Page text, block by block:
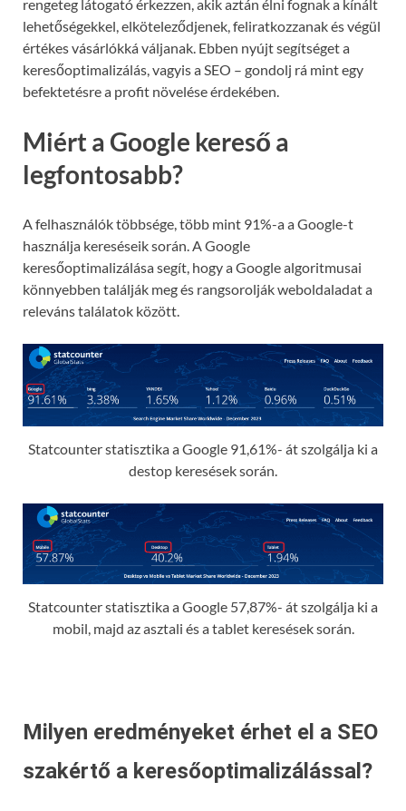
rengeteg látogató érkezzen, akik aztán élni fognak a kínált
lehetőségekkel, elköteleződjenek, feliratkozzanak és végül
értékes vásárlókká váljanak. Ebben nyújt segítséget a
keresőoptimalizálás, vagyis a SEO – gondolj rá mint egy
befektetésre a profit növelése érdekében.
Miért a Google kereső a
legfontosabb?
A felhasználók többsége, több mint 91%-a a Google-t
használja kereséseik során. A Google
keresőoptimalizálása segít, hogy a Google algoritmusai
könnyebben találják meg és rangsorolják weboldaladat a
releváns találatok között.
Statcounter statisztika a Google 91,61%- át szolgálja ki a
destop keresések során.
Statcounter statisztika a Google 57,87%- át szolgálja ki a
mobil, majd az asztali és a tablet keresések során.
Milyen eredményeket érhet el a SEO
szakértő a keresőoptimalizálással?